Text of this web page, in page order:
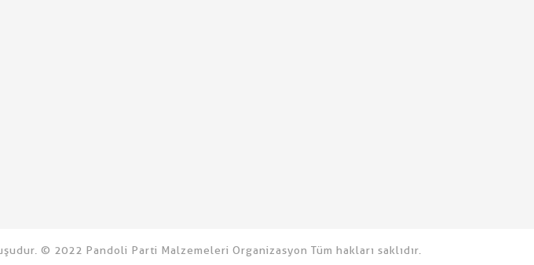
© 2022 Pandoli Parti Malzemeleri Organizasyon Tüm hakları saklıdır.